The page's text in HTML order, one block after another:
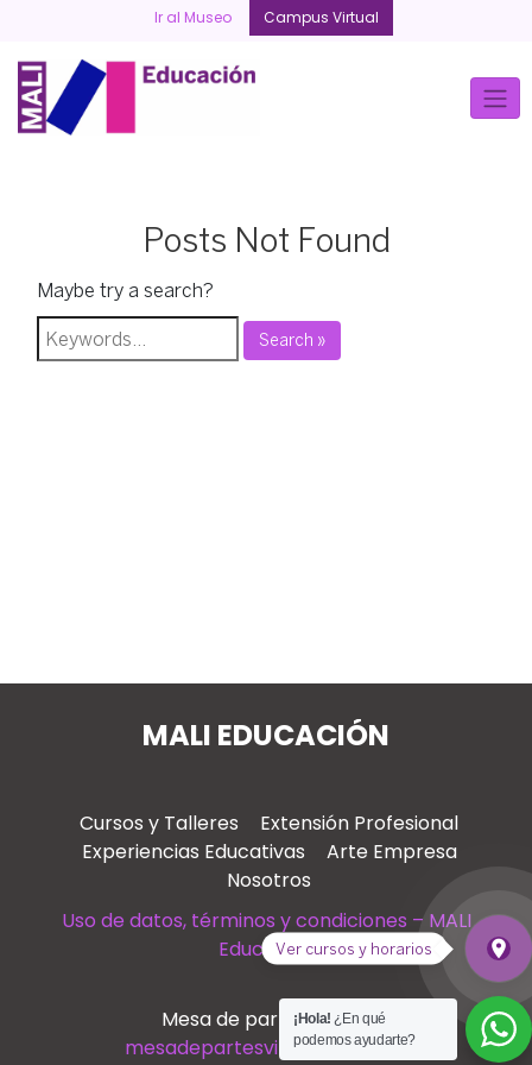
content
Ir al Museo Campus Virtual
Posts Not Found
Maybe try a search?
Search »
MALI EDUCACIÓN
Cursos y Talleres
Extensión Profesional
Experiencias Educativas
Arte Empresa
Nosotros
Uso de datos, términos y condiciones – MALI
Educación
Mesa de partes virtual
mesadepartesvirtual@mali.pe
¡Hola! ¿En qué
podemos ayudarte?
Ver
place
Ver cursos y horarios